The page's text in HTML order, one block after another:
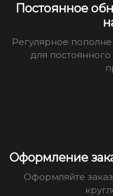
Постоянное
Регулярное
для
Оформление
Оформляйте